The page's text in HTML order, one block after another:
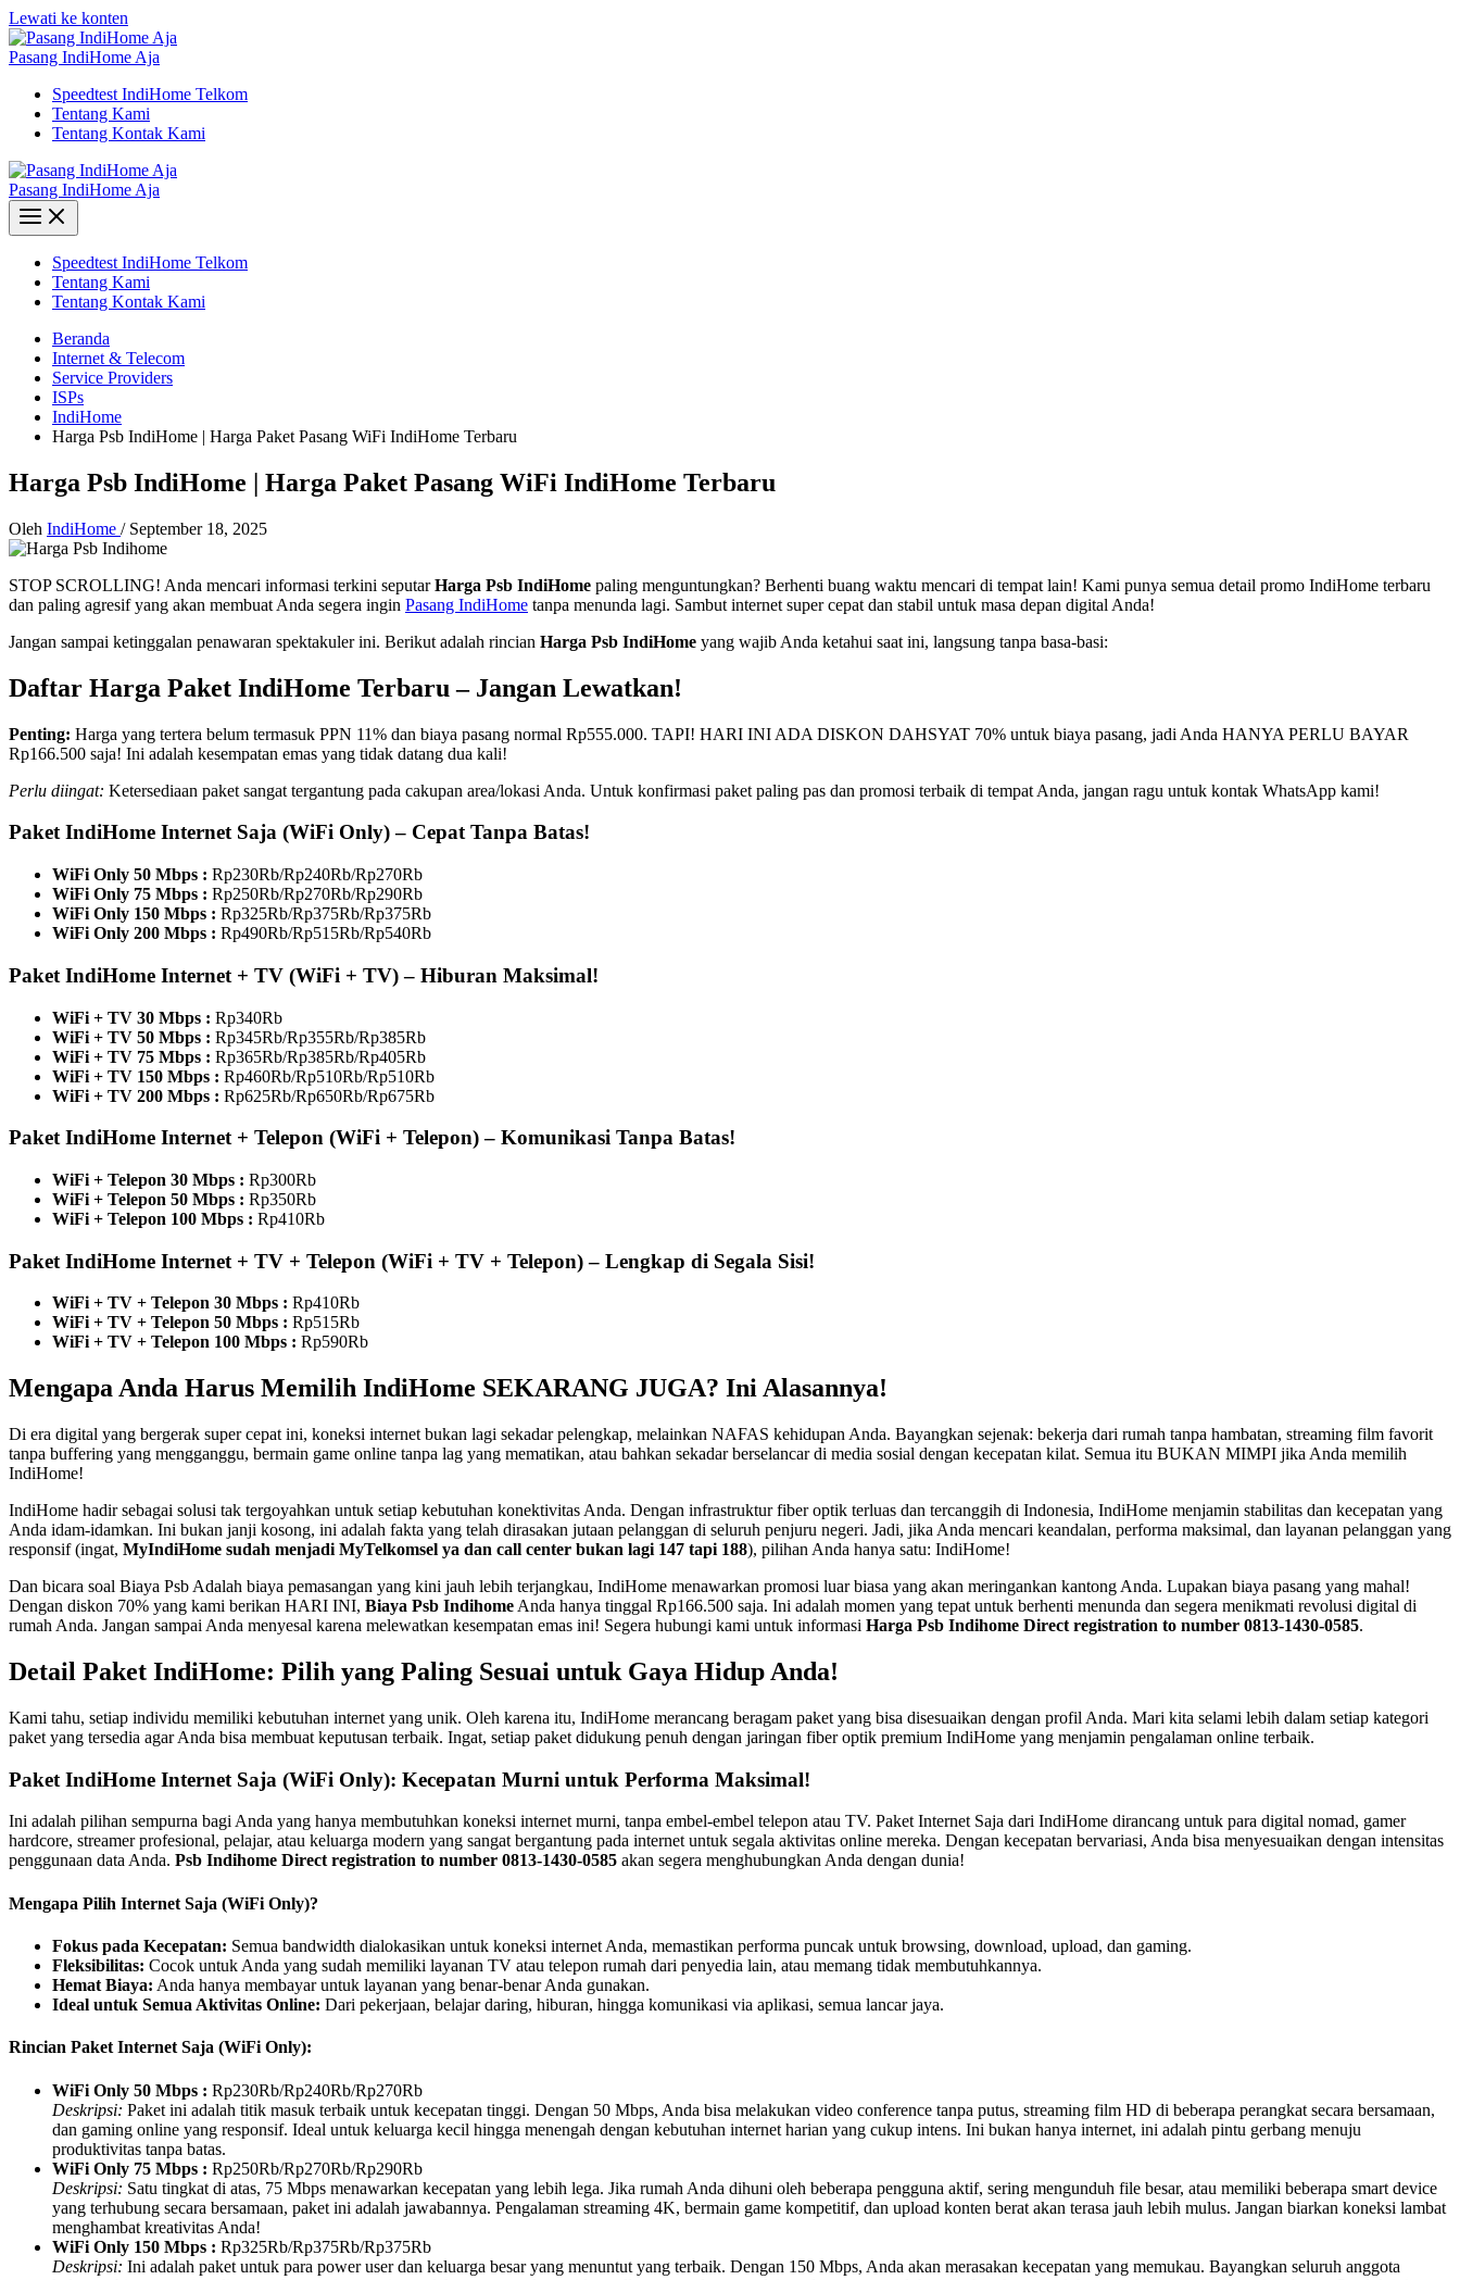
Lewati ke konten
Pasang IndiHome Aja
Speedtest IndiHome Telkom
Tentang Kami
Tentang Kontak Kami
Pasang IndiHome Aja
Speedtest IndiHome Telkom
Tentang Kami
Tentang Kontak Kami
Beranda
Internet & Telecom
Service Providers
ISPs
IndiHome
Harga Psb IndiHome | Harga Paket Pasang WiFi IndiHome Terbaru
Harga Psb IndiHome | Harga Paket Pasang WiFi IndiHome Terbaru
Oleh IndiHome / September 18, 2025
STOP SCROLLING! Anda mencari informasi terkini seputarHarga Psb IndiHome paling menguntungkan? Berhenti buang waktu mencari di tempat lain! Kami punya semua detail promo IndiHome terbaru
dan paling agresif yang akan membuat Anda segera ingin Pasang IndiHome tanpa menunda lagi. Sambut internet super cepat dan stabil untuk masa depan digital Anda!
Jangan sampai ketinggalan penawaran spektakuler ini. Berikut adalah rincian Harga Psb IndiHome yang wajib Anda ketahui saat ini, langsung tanpa basa-basi:
Daftar Harga Paket IndiHome Terbaru – Jangan Lewatkan!
Penting: Harga yang tertera belum termasuk PPN 11% dan biaya pasang normal Rp555.000. TAPI! HARI INI ADA DISKON DAHSYAT 70% untuk biaya pasang, jadi Anda HANYA PERLU BAYAR
Rp166.500 saja! Ini adalah kesempatan emas yang tidak datang dua kali!
Perlu diingat: Ketersediaan paket sangat tergantung pada cakupan area/lokasi Anda. Untuk konfirmasi paket paling pas dan promosi terbaik di tempat Anda, jangan ragu untuk kontak WhatsApp kami!
Paket IndiHome Internet Saja (WiFi Only) – Cepat Tanpa Batas!
WiFi Only 50 Mbps : Rp230Rb/Rp240Rb/Rp270Rb
WiFi Only 75 Mbps : Rp250Rb/Rp270Rb/Rp290Rb
WiFi Only 150 Mbps : Rp325Rb/Rp375Rb/Rp375Rb
WiFi Only 200 Mbps : Rp490Rb/Rp515Rb/Rp540Rb
Paket IndiHome Internet + TV (WiFi + TV) – Hiburan Maksimal!
WiFi + TV 30 Mbps : Rp340Rb
WiFi + TV 50 Mbps : Rp345Rb/Rp355Rb/Rp385Rb
WiFi + TV 75 Mbps : Rp365Rb/Rp385Rb/Rp405Rb
WiFi + TV 150 Mbps : Rp460Rb/Rp510Rb/Rp510Rb
WiFi + TV 200 Mbps : Rp625Rb/Rp650Rb/Rp675Rb
Paket IndiHome Internet + Telepon (WiFi + Telepon) – Komunikasi Tanpa Batas!
WiFi + Telepon 30 Mbps : Rp300Rb
WiFi + Telepon 50 Mbps : Rp350Rb
WiFi + Telepon 100 Mbps : Rp410Rb
Paket IndiHome Internet + TV + Telepon (WiFi + TV + Telepon) – Lengkap di Segala Sisi!
WiFi + TV + Telepon 30 Mbps : Rp410Rb
WiFi + TV + Telepon 50 Mbps : Rp515Rb
WiFi + TV + Telepon 100 Mbps : Rp590Rb
Mengapa Anda Harus Memilih IndiHome SEKARANG JUGA? Ini Alasannya!
Di era digital yang bergerak super cepat ini, koneksi internet bukan lagi sekadar pelengkap, melainkan NAFAS kehidupan Anda. Bayangkan sejenak: bekerja dari rumah tanpa hambatan, streaming film favorit
tanpa buffering yang mengganggu, bermain game online tanpa lag yang mematikan, atau bahkan sekadar berselancar di media sosial dengan kecepatan kilat. Semua itu BUKAN MIMPI jika Anda memilih
IndiHome!
IndiHome hadir sebagai solusi tak tergoyahkan untuk setiap kebutuhan konektivitas Anda. Dengan infrastruktur fiber optik terluas dan tercanggih di Indonesia, IndiHome menjamin stabilitas dan kecepatan yang
Anda idam-idamkan. Ini bukan janji kosong, ini adalah fakta yang telah dirasakan jutaan pelanggan di seluruh penjuru negeri. Jadi, jika Anda mencari keandalan, performa maksimal, dan layanan pelanggan yang
responsif (ingat, MyIndiHome sudah menjadi MyTelkomsel ya dan call center bukan lagi 147 tapi 188), pilihan Anda hanya satu: IndiHome!
Dan bicara soal Biaya Psb Adalah biaya pemasangan yang kini jauh lebih terjangkau, IndiHome menawarkan promosi luar biasa yang akan meringankan kantong Anda. Lupakan biaya pasang yang mahal!
Dengan diskon 70% yang kami berikan HARI INI, Biaya Psb Indihome Anda hanya tinggal Rp166.500 saja. Ini adalah momen yang tepat untuk berhenti menunda dan segera menikmati revolusi digital di
rumah Anda. Jangan sampai Anda menyesal karena melewatkan kesempatan emas ini! Segera hubungi kami untuk informasi Harga Psb Indihome Direct registration to number 0813-1430-0585.
Detail Paket IndiHome: Pilih yang Paling Sesuai untuk Gaya Hidup Anda!
Kami tahu, setiap individu memiliki kebutuhan internet yang unik. Oleh karena itu, IndiHome merancang beragam paket yang bisa disesuaikan dengan profil Anda. Mari kita selami lebih dalam setiap kategori
paket yang tersedia agar Anda bisa membuat keputusan terbaik. Ingat, setiap paket didukung penuh dengan jaringan fiber optik premium IndiHome yang menjamin pengalaman online terbaik.
Paket IndiHome Internet Saja (WiFi Only): Kecepatan Murni untuk Performa Maksimal!
Ini adalah pilihan sempurna bagi Anda yang hanya membutuhkan koneksi internet murni, tanpa embel-embel telepon atau TV. Paket Internet Saja dari IndiHome dirancang untuk para digital nomad, gamer
hardcore, streamer profesional, pelajar, atau keluarga modern yang sangat bergantung pada internet untuk segala aktivitas online mereka. Dengan kecepatan bervariasi, Anda bisa menyesuaikan dengan intensitas
penggunaan data Anda. Psb Indihome Direct registration to number 0813-1430-0585 akan segera menghubungkan Anda dengan dunia!
Mengapa Pilih Internet Saja (WiFi Only)?
Fokus pada Kecepatan: Semua bandwidth dialokasikan untuk koneksi internet Anda, memastikan performa puncak untuk browsing, download, upload, dan gaming.
Fleksibilitas: Cocok untuk Anda yang sudah memiliki layanan TV atau telepon rumah dari penyedia lain, atau memang tidak membutuhkannya.
Hemat Biaya: Anda hanya membayar untuk layanan yang benar-benar Anda gunakan.
Ideal untuk Semua Aktivitas Online: Dari pekerjaan, belajar daring, hiburan, hingga komunikasi via aplikasi, semua lancar jaya.
Rincian Paket Internet Saja (WiFi Only):
WiFi Only 50 Mbps : Rp230Rb/Rp240Rb/Rp270Rb
Deskripsi: Paket ini adalah titik masuk terbaik untuk kecepatan tinggi. Dengan 50 Mbps, Anda bisa melakukan video conference tanpa putus, streaming film HD di beberapa perangkat secara bersamaan,
dan gaming online yang responsif. Ideal untuk keluarga kecil hingga menengah dengan kebutuhan internet harian yang cukup intens. Ini bukan hanya internet, ini adalah pintu gerbang menuju
produktivitas tanpa batas.
WiFi Only 75 Mbps : Rp250Rb/Rp270Rb/Rp290Rb
Deskripsi: Satu tingkat di atas, 75 Mbps menawarkan kecepatan yang lebih lega. Jika rumah Anda dihuni oleh beberapa pengguna aktif, sering mengunduh file besar, atau memiliki beberapa smart device
yang terhubung secara bersamaan, paket ini adalah jawabannya. Pengalaman streaming 4K, bermain game kompetitif, dan upload konten berat akan terasa jauh lebih mulus. Jangan biarkan koneksi lambat
menghambat kreativitas Anda!
WiFi Only 150 Mbps : Rp325Rb/Rp375Rb/Rp375Rb
Deskripsi: Ini adalah paket untuk para power user dan keluarga besar yang menuntut yang terbaik. Dengan 150 Mbps, Anda akan merasakan kecepatan yang memukau. Bayangkan seluruh anggota